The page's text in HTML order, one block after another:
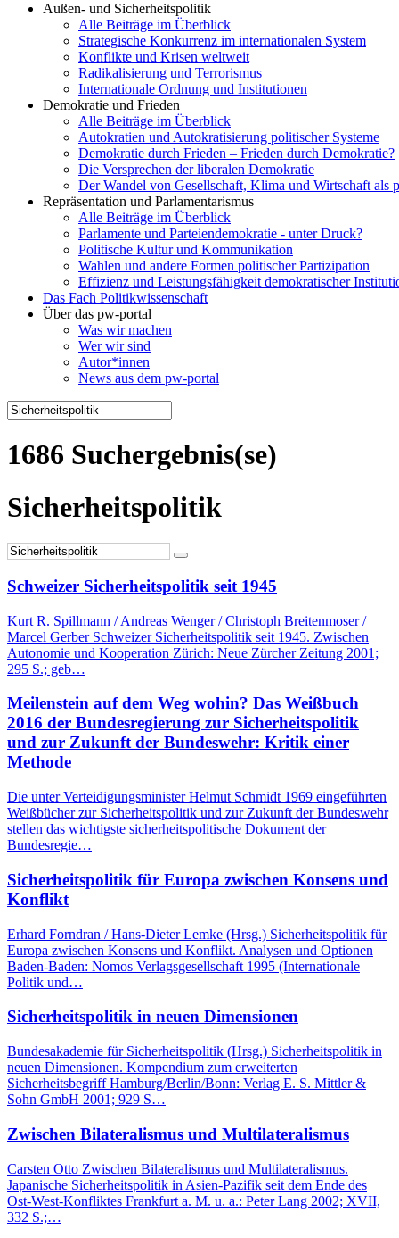
Außen- und Sicherheitspolitik
Alle Beiträge im Überblick
Strategische Konkurrenz im internationalen System
Konflikte und Krisen weltweit
Radikalisierung und Terrorismus
Internationale Ordnung und Institutionen
Demokratie und Frieden
Alle Beiträge im Überblick
Autokratien und Autokratisierung politischer Systeme
Demokratie durch Frieden – Frieden durch Demokratie?
Die Versprechen der liberalen Demokratie
Der Wandel von Gesellschaft, Klima und Wirtschaft als
Repräsentation und Parlamentarismus
Alle Beiträge im Überblick
Parlamente und Parteiendemokratie - unter Druck?
Politische Kultur und Kommunikation
Wahlen und andere Formen politischer Partizipation
Effizienz und Leistungsfähigkeit demokratischer
Das Fach Politikwissenschaft
Über das pw-portal
Was wir machen
Wer wir sind
Autor*innen
News aus dem pw-portal
1686 Suchergebnis(se)
Sicherheitspolitik
Schweizer Sicherheitspolitik seit 1945
Kurt R. Spillmann / Andreas Wenger / Christoph Breitenmoser /
Marcel Gerber Schweizer Sicherheitspolitik seit 1945. Zwischen
Autonomie und Kooperation Zürich: Neue Zürcher Zeitung 2001;
295 S.; geb…
Meilenstein auf dem Weg wohin? Das Weißbuch
2016 der Bundesregierung zur Sicherheitspolitik
und zur Zukunft der Bundeswehr: Kritik einer
Methode
Die unter Verteidigungsminister Helmut Schmidt 1969 eingeführten
Weißbücher zur Sicherheitspolitik und zur Zukunft der Bundeswehr
stellen das wichtigste sicherheitspolitische Dokument der
Bundesregie…
Sicherheitspolitik für Europa zwischen Konsens und
Konflikt
Erhard Forndran / Hans-Dieter Lemke (Hrsg.) Sicherheitspolitik für
Europa zwischen Konsens und Konflikt. Analysen und Optionen
Baden-Baden: Nomos Verlagsgesellschaft 1995 (Internationale
Politik und…
Sicherheitspolitik in neuen Dimensionen
Bundesakademie für Sicherheitspolitik (Hrsg.) Sicherheitspolitik in
neuen Dimensionen. Kompendium zum erweiterten
Sicherheitsbegriff Hamburg/Berlin/Bonn: Verlag E. S. Mittler &
Sohn GmbH 2001; 929 S…
Zwischen Bilateralismus und Multilateralismus
Carsten Otto Zwischen Bilateralismus und Multilateralismus.
Japanische Sicherheitspolitik in Asien-Pazifik seit dem Ende des
Ost-West-Konfliktes Frankfurt a. M. u. a.: Peter Lang 2002; XVII,
332 S.;…